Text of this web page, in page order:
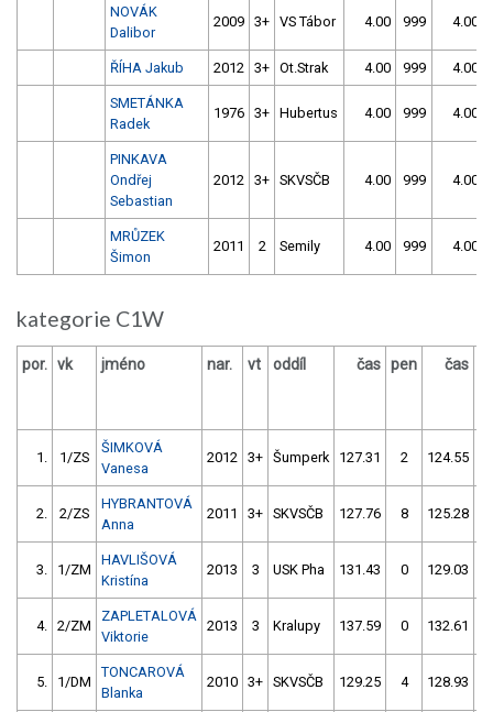
NOVÁK
Dalibor
2009 3+ VS Tábor 4.00 999 4.00
ŘÍHA Jakub 2012 3+ Ot.Strak 4.00 999 4.00
SMETÁNKA
Radek
1976 3+ Hubertus 4.00 999 4.00
PINKAVA
Ondřej
Sebastian
2012 3+ SKVSČB 4.00 999 4.00
MRŮZEK
Šimon
2011 2 Semily 4.00 999 4.00
kategorie C1W
por. vk jméno nar. vt oddíl čas pen čas
1. 1/ZS
ŠIMKOVÁ
Vanesa
2012 3+ Šumperk 127.31 2 124.55
2. 2/ZS
HYBRANTOVÁ
Anna
2011 3+ SKVSČB 127.76 8 125.28
3. 1/ZM
HAVLIŠOVÁ
Kristína
2013 3 USK Pha 131.43 0 129.03
4. 2/ZM
ZAPLETALOVÁ
Viktorie
2013 3 Kralupy 137.59 0 132.61
5. 1/DM
TONCAROVÁ
Blanka
2010 3+ SKVSČB 129.25 4 128.93